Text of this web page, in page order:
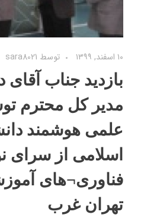
۱۰ اسفند, ۱۳۹۹ توسط sara8021
بازدید جناب آقای
مدیر کل محترم
علمی هوشمند
اسلامی از سرای
فناوری¬های
تهران غرب